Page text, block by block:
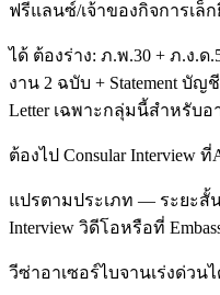
ฟรีแลนซ์/เจ้าของกิจการเล็
ได้ ต้องร่าง: ภ.พ.30 + ภ.ง.
งาน 2 ฉบับ + Statement บัญ
Letter เฉพาะกลุ่มนี้สำหรับอ
ต้องไป Consular Interview
แปรตามประเภท — ระยะสั้น
Interview วิดีโอหรือที่
วีซ่าอาเซอร์ไบจานเร่งด่วน